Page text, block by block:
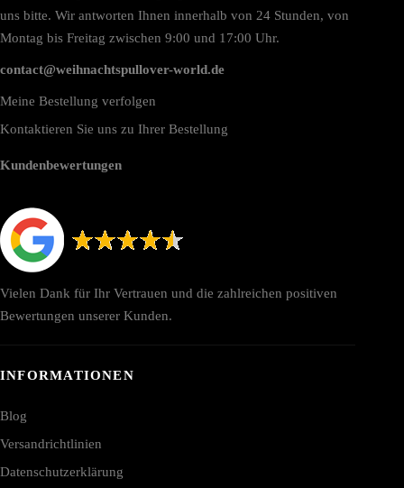
uns bitte. Wir antworten Ihnen innerhalb von 24 Stunden, von
Montag bis Freitag zwischen 9:00 und 17:00 Uhr.
contact@weihnachtspullover-world.de
Meine Bestellung verfolgen
Kontaktieren Sie uns zu Ihrer Bestellung
Kundenbewertungen
Vielen Dank für Ihr Vertrauen und die zahlreichen positiven
Bewertungen unserer Kunden.
INFORMATIONEN
Blog
Versandrichtlinien
Datenschutzerklärung